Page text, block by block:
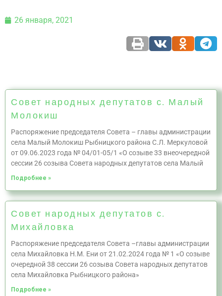
26 января, 2021
Совет народных депутатов с. Малый
Молокиш
Распоряжение председателя Совета – главы администрации
села Малый Молокиш Рыбницкого района С.Л. Меркуловой
от 09.06.2023 года № 04/01-05/1 «О созыве 33 внеочередной
сессии 26 созыва Совета народных депутатов села Малый
Подробнее »
Совет народных депутатов с.
Михайловка
Распоряжение председателя Совета –главы администрации
села Михайловка Н.М. Ени от 21.02.2024 года № 1 «О созыве
очередной 38 сессии 26 созыва Совета народных депутатов
села Михайловка Рыбницкого района»
Подробнее »